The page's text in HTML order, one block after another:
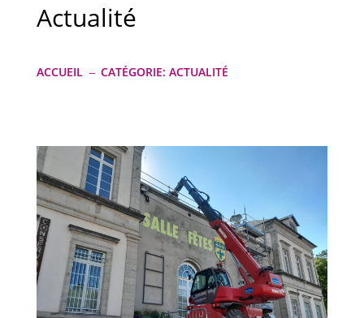
Actualité
ACCUEIL K CATÉGORIE: ACTUALITÉ